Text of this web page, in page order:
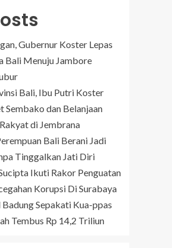
Gubernur Koster Lepas
Bali Menuju Jambore
Bali, Ibu Putri Koster
Sembako dan Belanjaan
di Jembrana
Bali Berani Jadi
Tinggalkan Jati Diri
Ikuti Rakor Penguatan
Korupsi Di Surabaya
Sepakati Kua-ppas
Tembus Rp 14,2 Triliun